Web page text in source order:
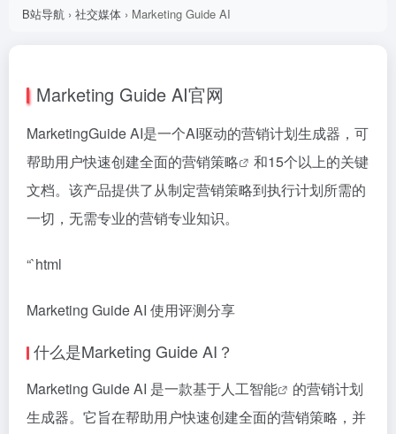
B站导航 › 社交媒体 › Marketing Guide AI
Marketing Guide AI官网
MarketingGuide AI是一个AI驱动的营销计划生成器，可
帮助用户快速创建全面的营销策略
和15个以上的关键
文档。该产品提供了从制定营销策略到执行计划所需的
一切，无需专业的营销专业知识。
“`html
Marketing Guide AI 使用评测分享
什么是Marketing Guide AI？
Marketing Guide AI 是一款基于人工智能
的营销计划
生成器。它旨在帮助用户快速创建全面的营销策略，并